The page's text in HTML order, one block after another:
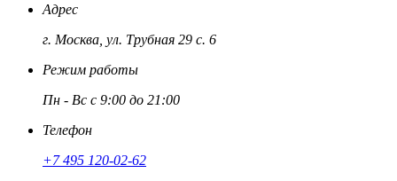
Адрес
г. Москва, ул. Трубная 29 с. 6
Режим работы
Пн - Вс с 9:00 до 21:00
Телефон
+7 495 120-02-62